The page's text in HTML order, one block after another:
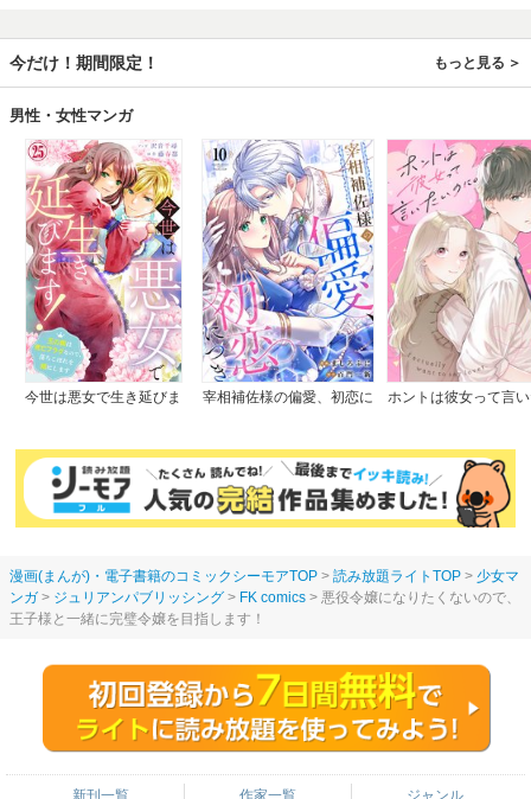
今だけ！期間限定！ もっと見る
男性・女性マンガ
今世は悪女で生き延びま
します～
宰相補佐様の偏愛、初恋に
ホントは彼女って言
漫画(まんが)・電子書籍のコミックシーモアTOP 読み放題ライトTOP
少女マ
ンガ
ジュリアンパブリッシング FK comics
悪役令嬢になりたくないので、
王子様と一緒に完璧令嬢を目指します！
新刊一覧 作家一覧 ジャンル